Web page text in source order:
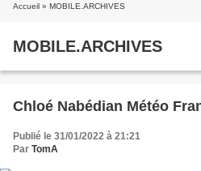
Accueil » MOBILE.ARCHIVES
MOBILE.ARCHIVES
Chloé Nabédian Météo
Publié le 31/01/2022 à 21:21
Par TomA